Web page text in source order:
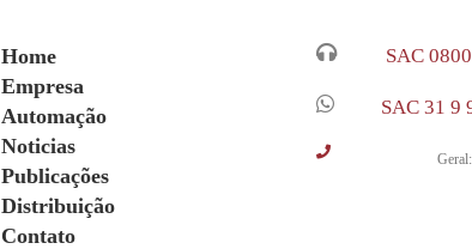
Home
Empresa
Automação
Noticias
Publicações
Distribuição
Contato
SAC
SAC 31 9